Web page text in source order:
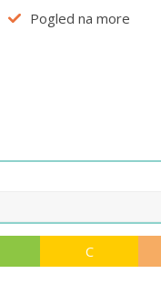
Pogled na more
C